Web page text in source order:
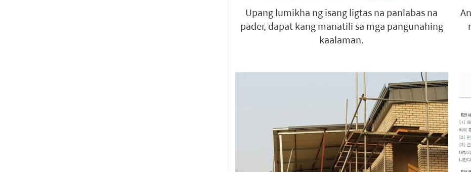
Upang lumikha ng isang ligtas na panlabas na
pader, dapat kang manatili sa mga pangunahing
kaalaman.